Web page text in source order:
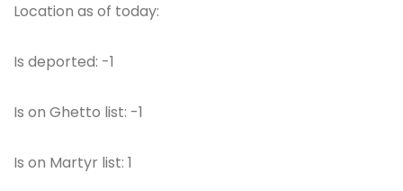
Location as of today:
Is deported: -1
Is on Ghetto list: -1
Is on Martyr list: 1